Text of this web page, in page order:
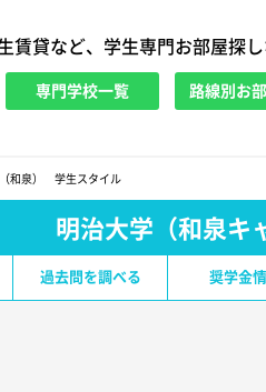
賃貸など、学生専門お部屋探
専門学校一覧 路線別お
和泉） 学生スタイル
明治大学（和泉キ
過去問を調べる 奨学金